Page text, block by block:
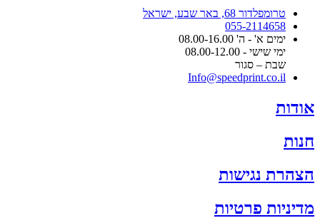
טרומפלדור 68, באר שבע, ישראל
055-2114658
ימים א' - ה' 08.00-16.00
ימי שישי - 08.00-12.00
שבת – סגור
Info@speedprint.co.il
אודות
חנות
הצהרת נגישות
מדיניות פרטיות